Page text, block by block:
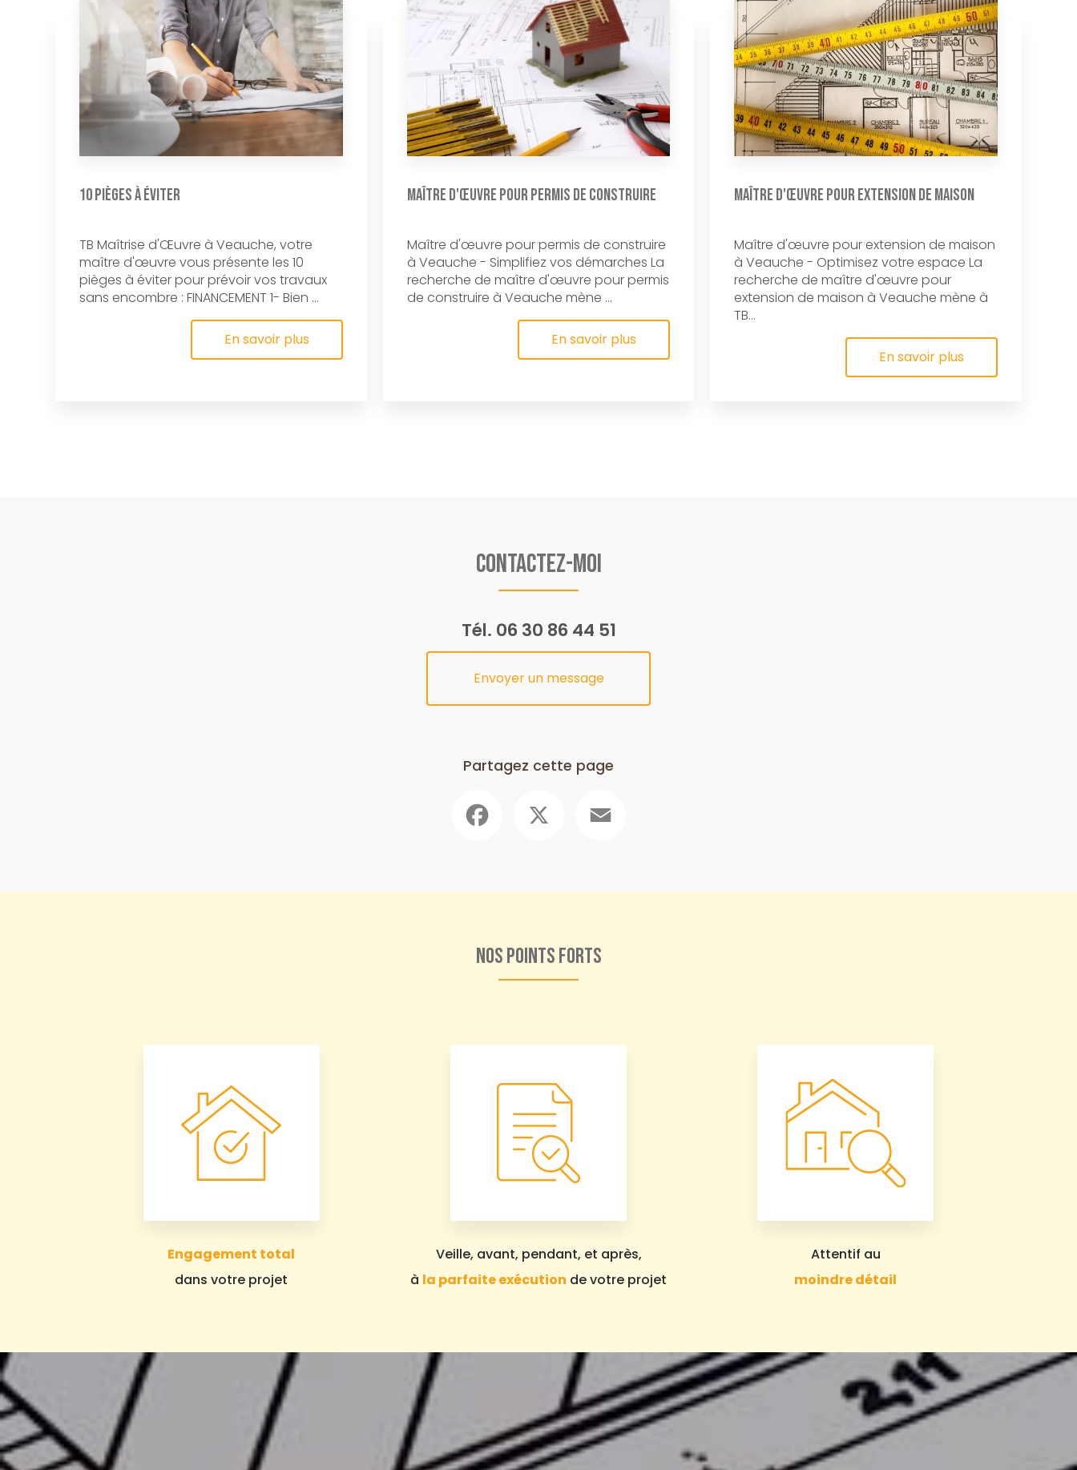
10 pièges à éviter
TB Maîtrise d'Œuvre à Veauche, votre
maître d'œuvre vous présente les 10
pièges à éviter pour prévoir vos travaux
sans encombre : FINANCEMENT 1- Bien ...
En savoir plus
Maître d'œuvre pour permis de construire
Maître d'œuvre pour permis de construire
à Veauche - Simplifiez vos démarches La
recherche de maître d'œuvre pour permis
de construire à Veauche mène ...
En savoir plus
Maître d'œuvre pour extension de maison
Maître d'œuvre pour extension de maison
à Veauche - Optimisez votre espace La
recherche de maître d'œuvre pour
extension de maison à Veauche mène à
TB...
En savoir plus
Contactez-moi
Tél. 06 30 86 44 51
Envoyer un message
Partagez cette page
Nos points forts
Engagement total
dans votre projet
Veille, avant, pendant, et après,
à la parfaite exécution de votre projet
Attentif au
moindre détail